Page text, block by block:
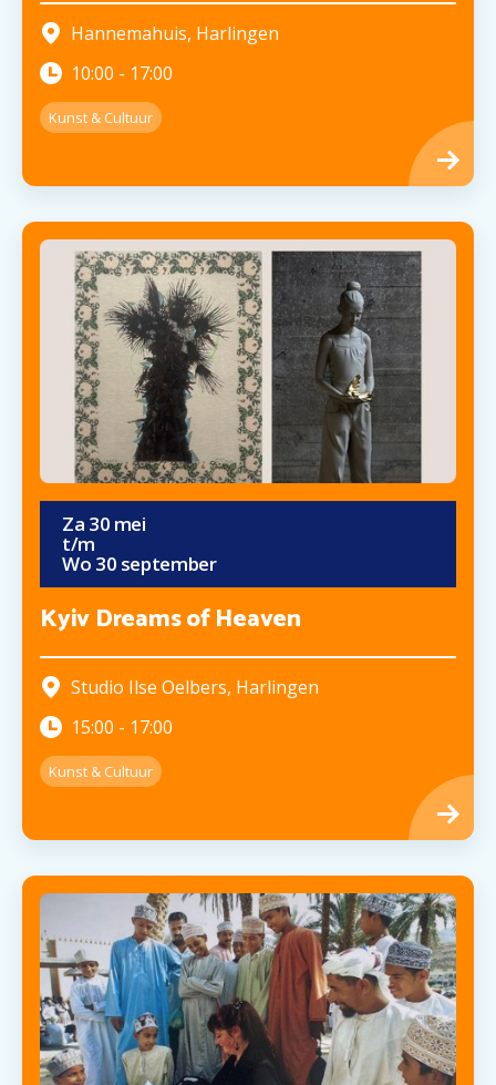
Hannemahuis, Harlingen
10:00 - 17:00
Kunst & Cultuur
Za 30 mei
t/m
Wo 30 september
Kyiv Dreams of Heaven
Studio Ilse Oelbers, Harlingen
15:00 - 17:00
Kunst & Cultuur